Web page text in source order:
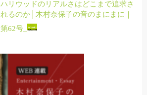
ハリウッドのリアルさはどこまで追求さ
れるのか│木村奈保子の音のまにまに｜
第62号_